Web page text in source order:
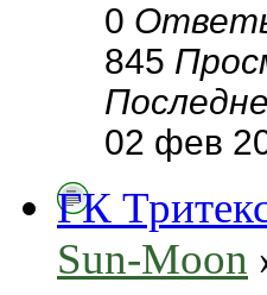
0
845
02 фев
ГК
Sun-Moon